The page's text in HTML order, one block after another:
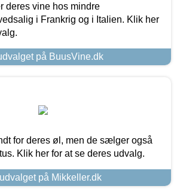
deres vine hos mindre
i Frankrig og i Italien. Klik her
på BuusVine.dk
for deres øl, men de sælger også
Klik her for at se deres udvalg.
på Mikkeller.dk